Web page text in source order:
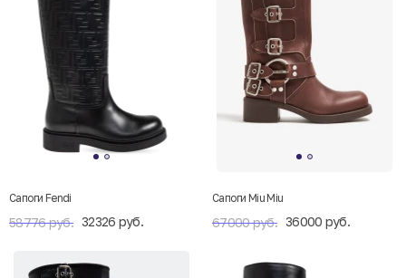
Cапоги Fendi
58776 руб. 32326 руб.
Сапоги Miu Miu
67000 руб. 36000 руб.